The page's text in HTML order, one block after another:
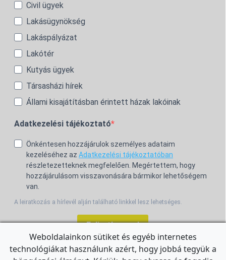
Civil ügyek
Lakásügynökség
Lakáspályázat
Lakótér
Kutyás ügyek
Társasházi hírek
Állami kisajátításban érintett házak lakóinak
Adatkezelési tájékoztató
Önkéntesen hozzájárulok személyes adataim
kezeléséhez az Adatkezelési tájékoztatóban
részletezetteknek megfelelően. Megértettem, hogy
hozzájárulásom visszavonására bármikor lehetőségem
van.
A leiratkozás a hírlevél alján található linkkel lesz lehetséges.
Feliratkozom!
Weboldalainkon sütiket és egyéb internetes
technológiákat használunk azért, hogy jobbá tegyük a